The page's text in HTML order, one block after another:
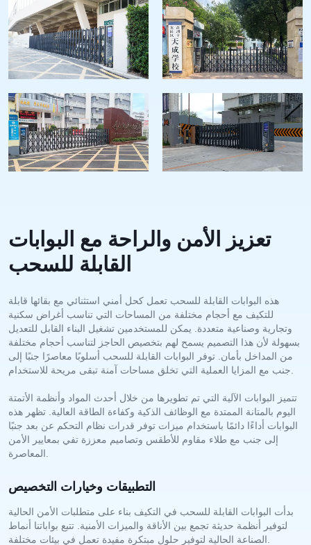
تعزيز الأمن والراحة مع البوابات
القابلة للسحب
هذه البوابات القابلة للسحب تعمل كحل أمني استثنائي مع بقائها قابلة
للتكيف مع أحجام مختلفة من المساحات التي تناسب أغراض سكنية
وتجارية وصناعية متعددة. يمكن للمستخدمين تشغيل البناء القابل للتعديل
بسهولة لأن هذا التصميم يسمح لهم بتخصيص الحاجز لتناسب أحجام مختلفة
من المداخل بأمان. توفر البوابات القابلة للسحب أسلوبًا معاصرًا جنبًا إلى
تتميز البوابات الآلية التي تم تطويرها من خلال أحدث المواد وأنظمة الأتمتة
اليوم بالمتانة الممتدة مع الوظائف الذكية وكفاءة الطاقة العالية. تظهر هذه
البوابات أداءًا دائمًا باستخدام ميزات توفر قدرات نظام التحكم عن بعد جنبًا
إلى جنب مع طلاء مقاوم للأطقس وتصاميم معززة تفي بمعايير الأمن
التطبيقات وخيارات التخصيص
بدأت البوابات القابلة للسحب في التكيف بناء على متطلبات الأمن الحالية
لتوفير أنظمة حديثة تجمع بين الأناقة والميزات الأمنية. تتبع بواباتنا أنماط